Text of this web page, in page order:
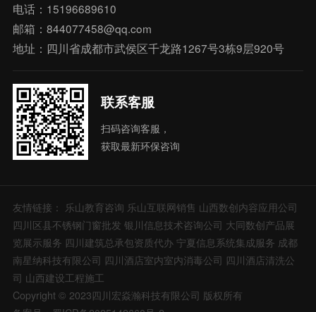
电话：15196689610
邮箱：844077458@qq.com
地址：四川省成都市武侯区千龙路1267号3栋9层920号
联系客服
扫码咨询客服，
获取最新环保咨询
友情链接： 乐山教育咨询 乐山互联网销售 山西数创内容应用公司
四川区县不锈钢门窗批发 银川信息技术咨询公司 大同数创产品展
览展示服务 四川建筑总承包资质代办 宁夏信息系统集成服务 成都
南星纳科技有限公司 四川酒店室内室内消毒公司 四川酒店清洗公
司 山西建设工程施工
Copyright © 2023四川宏焱瀚科技有限公司 版权所有